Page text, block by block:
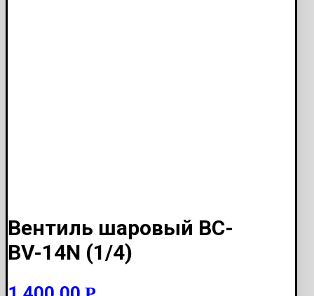
Вентиль шаровый BC-
BV-14N (1/4)